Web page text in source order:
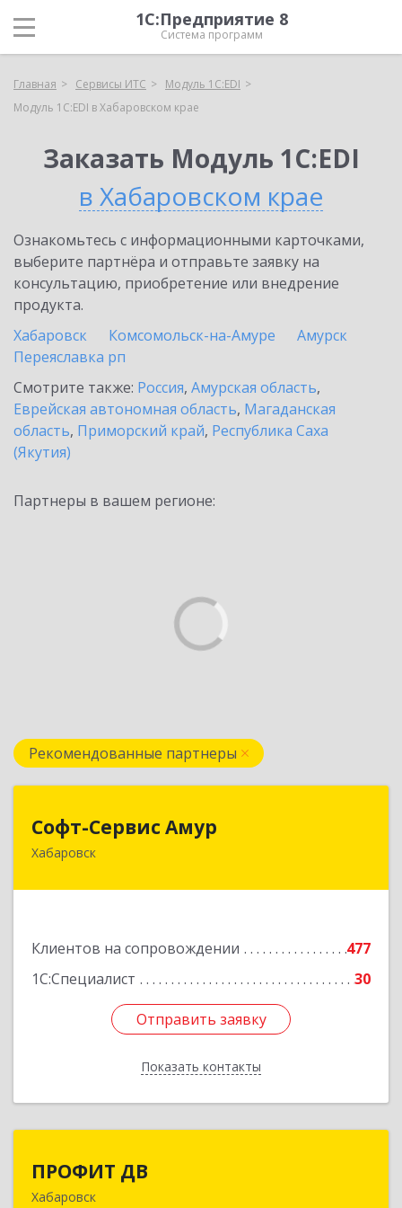
1С:Предприятие 8
Система программ
Главная Сервисы ИТС
Модуль 1C:EDI
Модуль 1C:EDI в Хабаровском крае
Заказать Модуль 1C:EDI
в Хабаровском крае
Ознакомьтесь с информационными карточками,
выберите партнёра и отправьте заявку на
консультацию, приобретение или внедрение
продукта.
Хабаровск
Комсомольск-на-Амуре
Амурск
Переяславка рп
Смотрите также: Россия, Амурская область,
Еврейская автономная область, Магаданская
область, Приморский край, Республика Саха
(Якутия)
Партнеры в вашем регионе:
Рекомендованные партнеры
Софт-Сервис Амур
Хабаровск
Клиентов на сопровождении
477
1С:Специалист
30
Отправить заявку
Показать контакты
680000, Хабаровский край, Хабаровск г,
Отправить заявку
Назад
ПРОФИТ ДВ
Хабаровск680000, Хабаровский край, Хабаровск г,